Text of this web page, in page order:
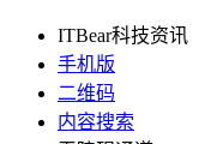
ITBear科技资讯
手机版
二维码
内容搜索